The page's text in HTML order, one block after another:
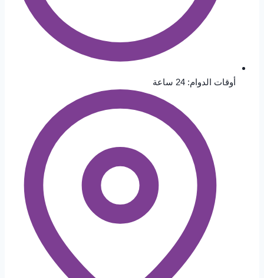
أوقات الدوام: 24 ساعة